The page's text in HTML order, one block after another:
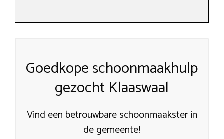
Goedkope schoonmaakhulp
gezocht Klaaswaal
Vind een betrouwbare schoonmaakster in
de gemeente!